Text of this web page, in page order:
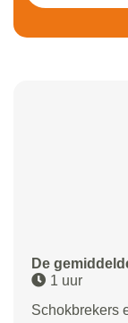
De
1 uur
Schokbrekers